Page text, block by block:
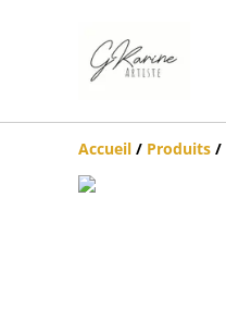
Accueil / Produits /